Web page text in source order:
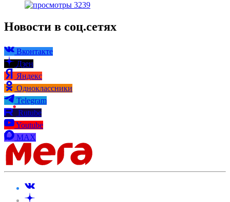
3239
Новости в соц.сетях
Вконтакте
Дзен
Яндекс
Одноклассники
Telegram
Rutube
Youtube
MAX